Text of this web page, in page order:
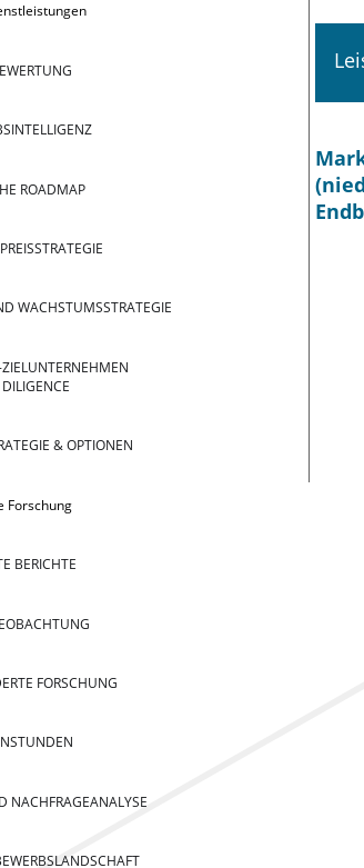
ROADMAP
WACHSTUMSSTRATEGIE
& OPTIONEN
Forschung
BERICHTE
FORSCHUNG
NACHFRAGEANALYSE